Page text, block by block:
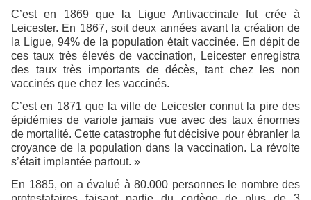
C’est en 1869 que la Ligue Antivaccinale fut crée à
Leicester. En 1867, soit deux années avant la création de
la Ligue, 94% de la population était vaccinée. En dépit de
ces taux très élevés de vaccination, Leicester enregistra
des taux très importants de décès, tant chez les non
vaccinés que chez les vaccinés.
C’est en 1871 que la ville de Leicester connut la pire des
épidémies de variole jamais vue avec des taux énormes
de mortalité. Cette catastrophe fut décisive pour ébranler la
croyance de la population dans la vaccination. La révolte
s’était implantée partout. »
En 1885, on a évalué à 80.000 personnes le nombre des